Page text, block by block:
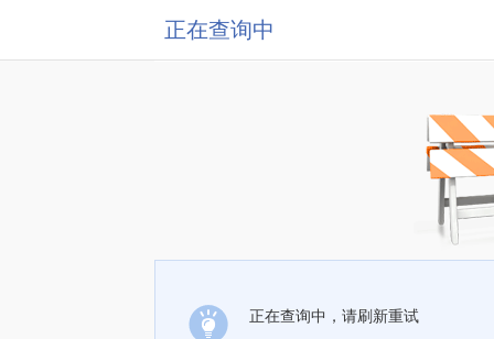
正在查询中
正在查询中，请刷新重试